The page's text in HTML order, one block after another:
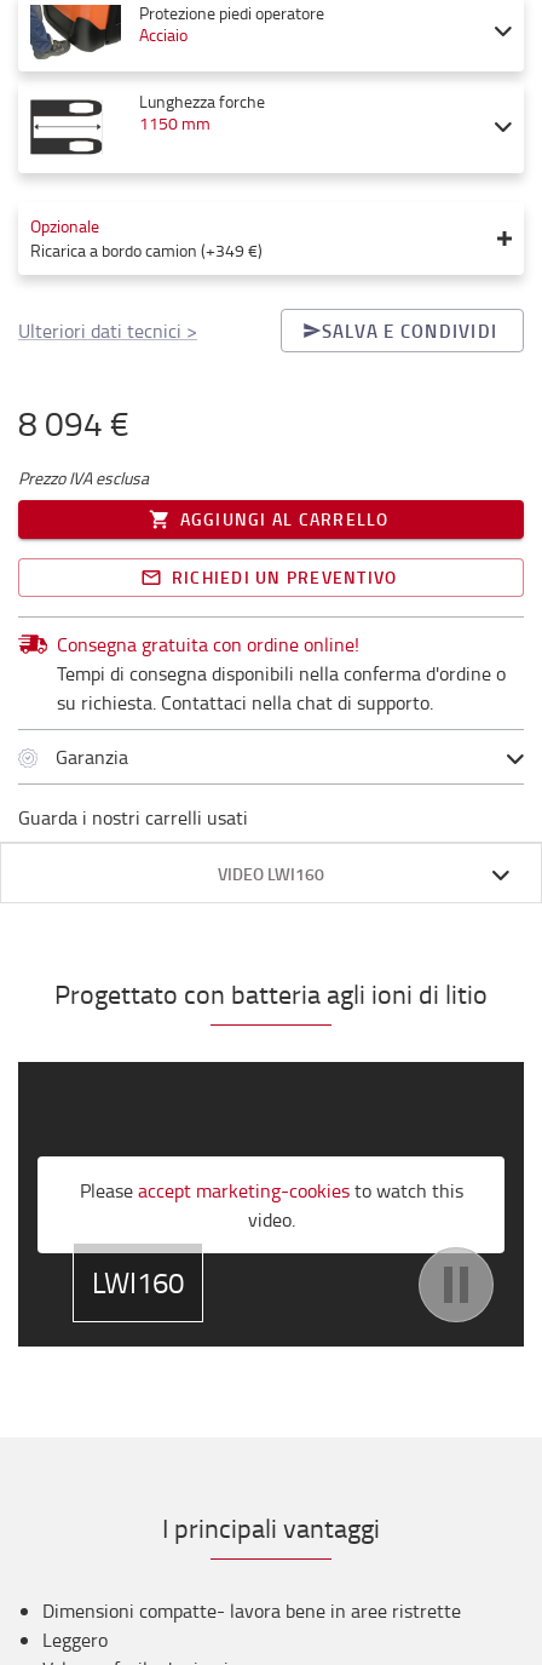
Protezione piedi operatore
Acciaio
Lunghezza forche
1150 mm
Opzionale
Ricarica a bordo camion (+349 €)
Ulteriori dati tecnici > SALVA E CONDIVIDI
8 094 €
Prezzo IVA esclusa
AGGIUNGI AL CARRELLO
RICHIEDI UN PREVENTIVO
Consegna gratuita con ordine online!
Tempi di consegna disponibili nella conferma d'ordine o
su richiesta. Contattaci nella chat di supporto.
Garanzia
Guarda i nostri carrelli usati
VIDEO LWI160
Progettato con batteria agli ioni di litio
Pleaseaccept marketing-cookiesto watch this
video.
LWI160
I principali vantaggi
Dimensioni compatte- lavora bene in aree ristrette
Leggero